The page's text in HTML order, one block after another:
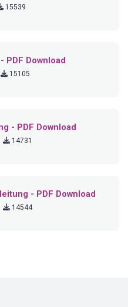
15539
PDF Download
15105
- PDF Download
14731
- PDF Download
14544